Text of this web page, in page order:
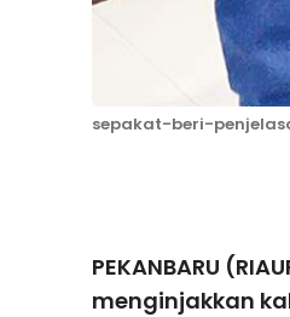
sepakat-beri-
PEKANBARU
menginjakkan